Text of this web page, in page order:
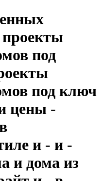
проекты
под
под ключ
цены -
и - и -
и дома из